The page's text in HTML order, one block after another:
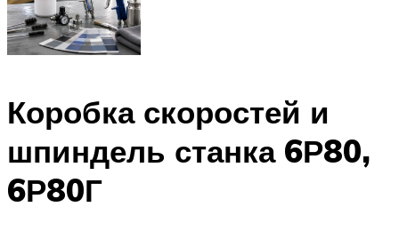
Коробка скоростей и
шпиндель станка 6Р80,
6Р80Г